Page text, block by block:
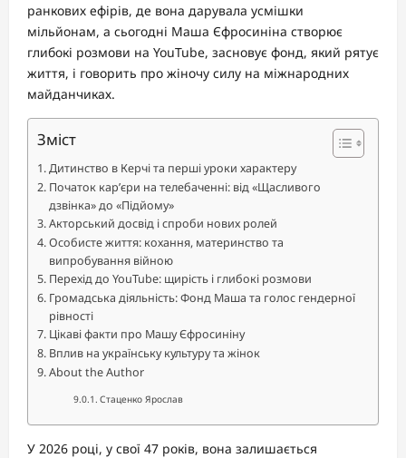
ранкових ефірів, де вона дарувала усмішки
мільйонам, а сьогодні Маша Єфросиніна створює
глибокі розмови на YouTube, засновує фонд, який рятує
життя, і говорить про жіночу силу на міжнародних
майданчиках.
Зміст
Дитинство в Керчі та перші уроки характеру
Початок кар’єри на телебаченні: від «Щасливого
дзвінка» до «Підйому»
Акторський досвід і спроби нових ролей
Особисте життя: кохання, материнство та
випробування війною
Перехід до YouTube: щирість і глибокі розмови
Громадська діяльність: Фонд Маша та голос гендерної
рівності
Цікаві факти про Машу Єфросиніну
Вплив на українську культуру та жінок
About the Author
Стаценко Ярослав
У 2026 році, у свої 47 років, вона залишається